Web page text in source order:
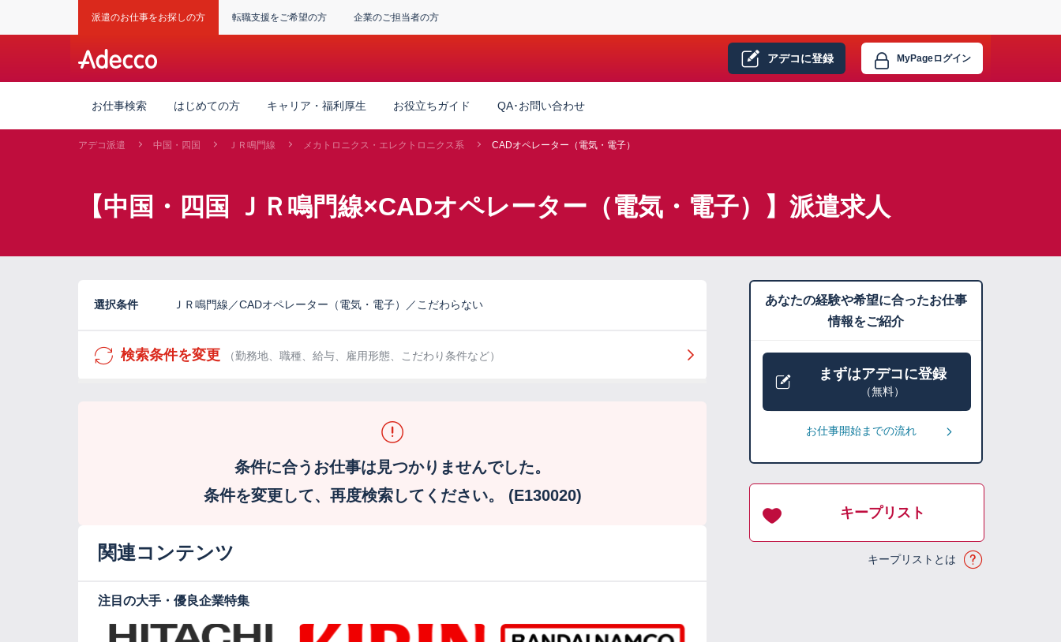
派遣のお仕事をお探しの方 転職支援をご希望の方 企業のご担当者の方
アデコに登録 MyPageログイン
お仕事検索 はじめての方 キャリア・福利厚生 お役立ちガイド QA･お問い合わせ
アデコ派遣 中国・四国 ＪＲ鳴門線 メカトロニクス・エレクトロニクス系 CADオペレーター（電気・電子）
【中国・四国 ＪＲ鳴門線×CADオペレーター（電気・電子）】派遣求人
選択条件 ＪＲ鳴門線／CADオペレーター（電気・電子）／こだわらない
検索条件を変更 （勤務地、職種、給与、雇用形態、こだわり条件など）
条件に合うお仕事は見つかりませんでした。
条件を変更して、再度検索してください。 (E130020)
関連コンテンツ
注目の大手・優良企業特集
あなたの経験や希望に合ったお仕事
情報をご紹介
まずはアデコに登録
（無料）
お仕事開始までの流れ
キープリスト
キープリストとは